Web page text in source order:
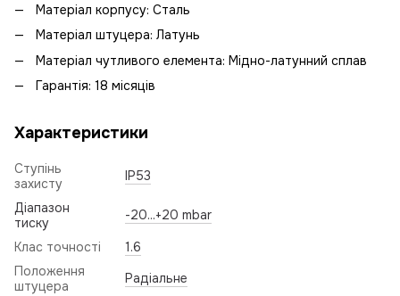
Матеріал корпусу: Сталь
Матеріал штуцера: Латунь
Матеріал чутливого елемента: Мідно-латунний сплав
Гарантія: 18 місяців
Характеристики
Ступінь
захисту
IP53
Діапазон
тиску
-20...+20 mbar
Клас точності
1.6
Положення
штуцера
Радіальне